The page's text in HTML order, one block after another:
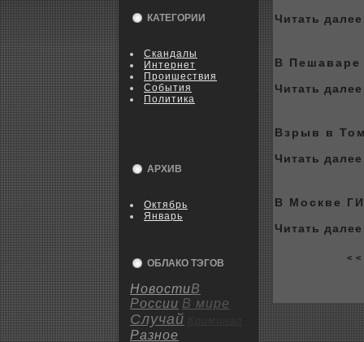
КАТЕГОРИИ
Скандалы
Интернет
Пpoишествия
События
Политика
АРХИВ
Октябрь
Январь
ОБЛАКО ТЭГОВ
НовостиВ
России В мире
Случай
Разное
Читать
В
Читать
Взрыв в
Читать
В Москве
Читать
<